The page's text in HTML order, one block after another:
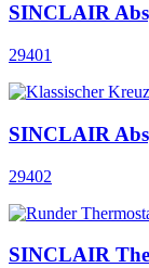
SINCLAIR
29401
SINCLAIR
29402
SINCLAIR